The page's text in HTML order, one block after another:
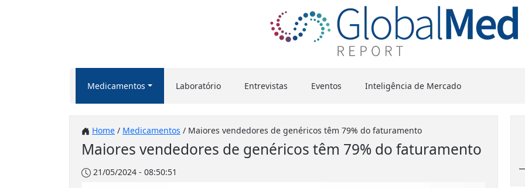
Medicamentos Laboratório Entrevistas Eventos Inteligência de Mercado
Home / Medicamentos / Maiores vendedores de genéricos têm 79% do faturamento
Maiores vendedores de genéricos têm 79% do faturamento
21/05/2024 - 08:50:51